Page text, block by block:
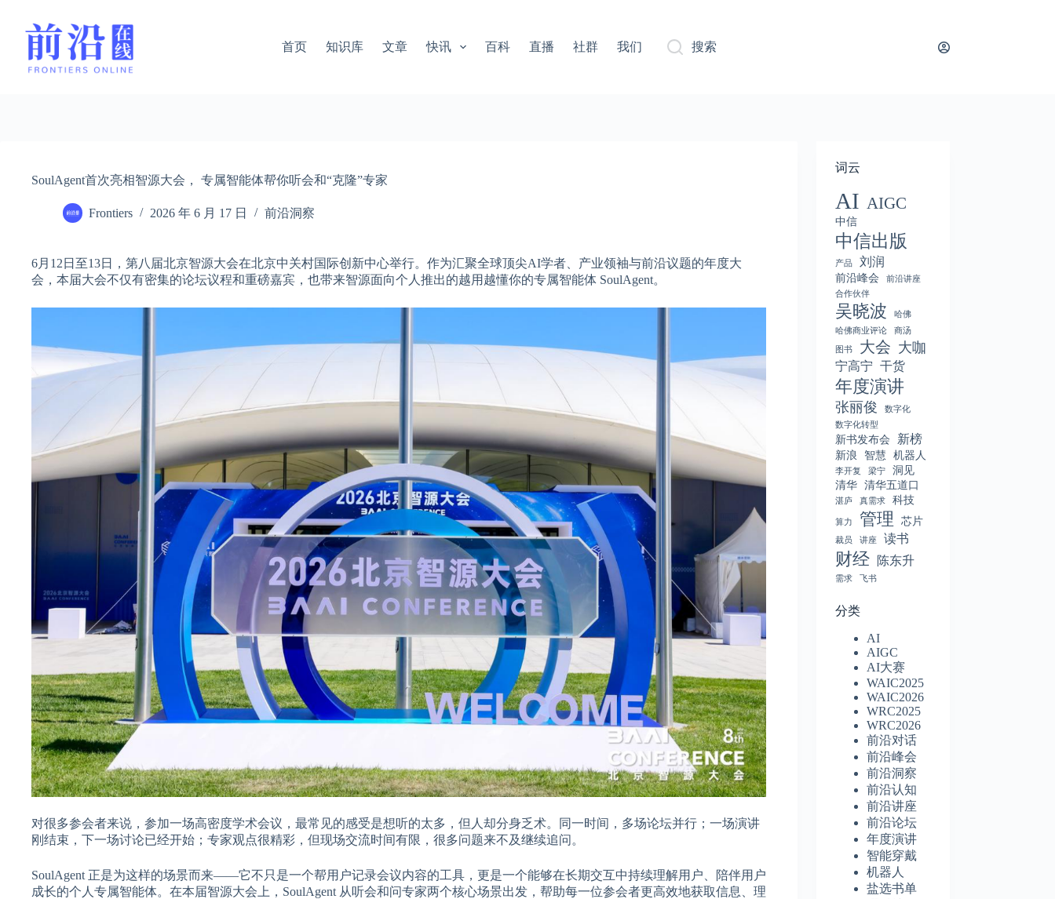
首页 知识库 文章 快讯 百科 直播 社群 我们 搜索
SoulAgent首次亮相智源大会， 专属智能体帮你听会和“克隆”专家
Frontiers 2026 年 6 月 17 日 前沿洞察
6月12日至13日，第八届北京智源大会在北京中关村国际创新中心举行。作为汇聚全球顶尖AI学者、产业领袖与前沿议题的年度大
会，本届大会不仅有密集的论坛议程和重磅嘉宾，也带来智源面向个人推出的越用越懂你的专属智能体 SoulAgent。
对很多参会者来说，参加一场高密度学术会议，最常见的感受是想听的太多，但人却分身乏术。同一时间，多场论坛并行；一场演讲
刚结束，下一场讨论已经开始；专家观点很精彩，但现场交流时间有限，很多问题来不及继续追问。
SoulAgent 正是为这样的场景而来——它不只是一个帮用户记录会议内容的工具，更是一个能够在长期交互中持续理解用户、陪伴用户
成长的个人专属智能体。在本届智源大会上，SoulAgent 从听会和问专家两个核心场景出发，帮助每一位参会者更高效地获取信息、理
词云
AI AIGC
中信
中信出版
产品 刘润
前沿峰会
前沿讲座
合作伙伴
吴晓波
哈佛
哈佛商业评论
商汤
图书 大会 大咖
宁高宁 干货
年度演讲
张丽俊
数字化
数字化转型
新书发布会 新榜
新浪 智慧 机器人
李开复 梁宁
洞见
清华
清华五道口
湛庐 真需求 科技
算力 管理 芯片
裁员 讲座 读书
财经 陈东升
需求 飞书
分类
AI
AIGC
AI大赛
WAIC2025
WAIC2026
WRC2025
WRC2026
前沿对话
前沿峰会
前沿洞察
前沿认知
前沿讲座
前沿论坛
年度演讲
智能穿戴
机器人
盐选书单